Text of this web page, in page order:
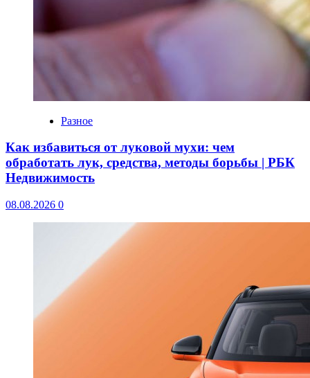
Разное
Как избавиться от луковой мухи: чем
обработать лук, средства, методы борьбы | РБК
Недвижимость
08.08.2026 0